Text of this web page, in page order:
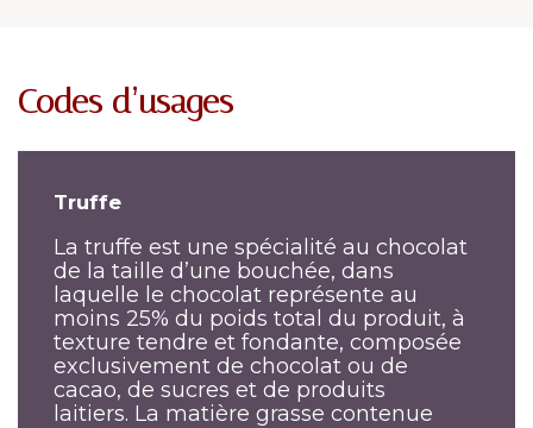
Codes d’usages
Truffe
La truffe est une spécialité au chocolat
de la taille d’une bouchée, dans
laquelle le chocolat représente au
moins 25% du poids total du produit, à
texture tendre et fondante, composée
exclusivement de chocolat ou de
cacao, de sucres et de produits
laitiers. La matière grasse contenue